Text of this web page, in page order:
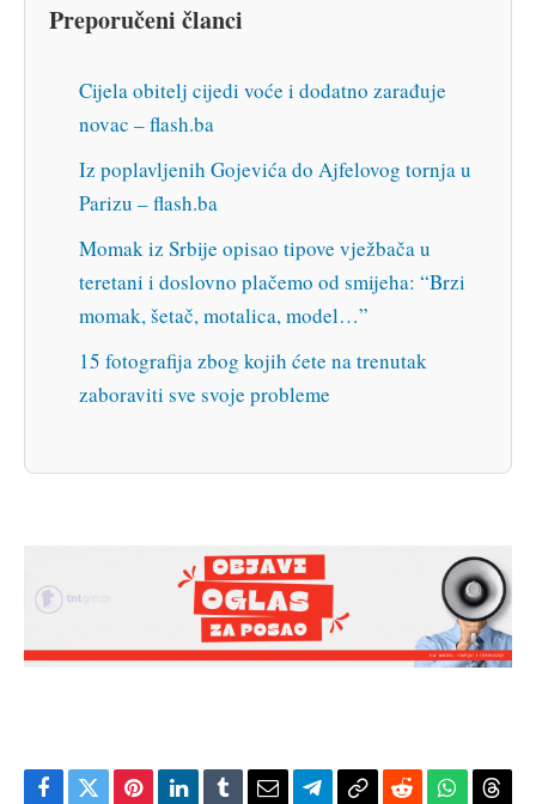
Preporučeni članci
Cijela obitelj cijedi voće i dodatno zarađuje
novac – flash.ba
Iz poplavljenih Gojevića do Ajfelovog tornja u
Parizu – flash.ba
Momak iz Srbije opisao tipove vježbača u
teretani i doslovno plačemo od smijeha: “Brzi
momak, šetač, motalica, model…”
15 fotografija zbog kojih ćete na trenutak
zaboraviti sve svoje probleme